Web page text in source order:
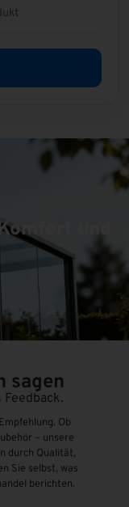
und
sagen
Ob
– unsere
durch Qualität,
Sie selbst, was
berichten.